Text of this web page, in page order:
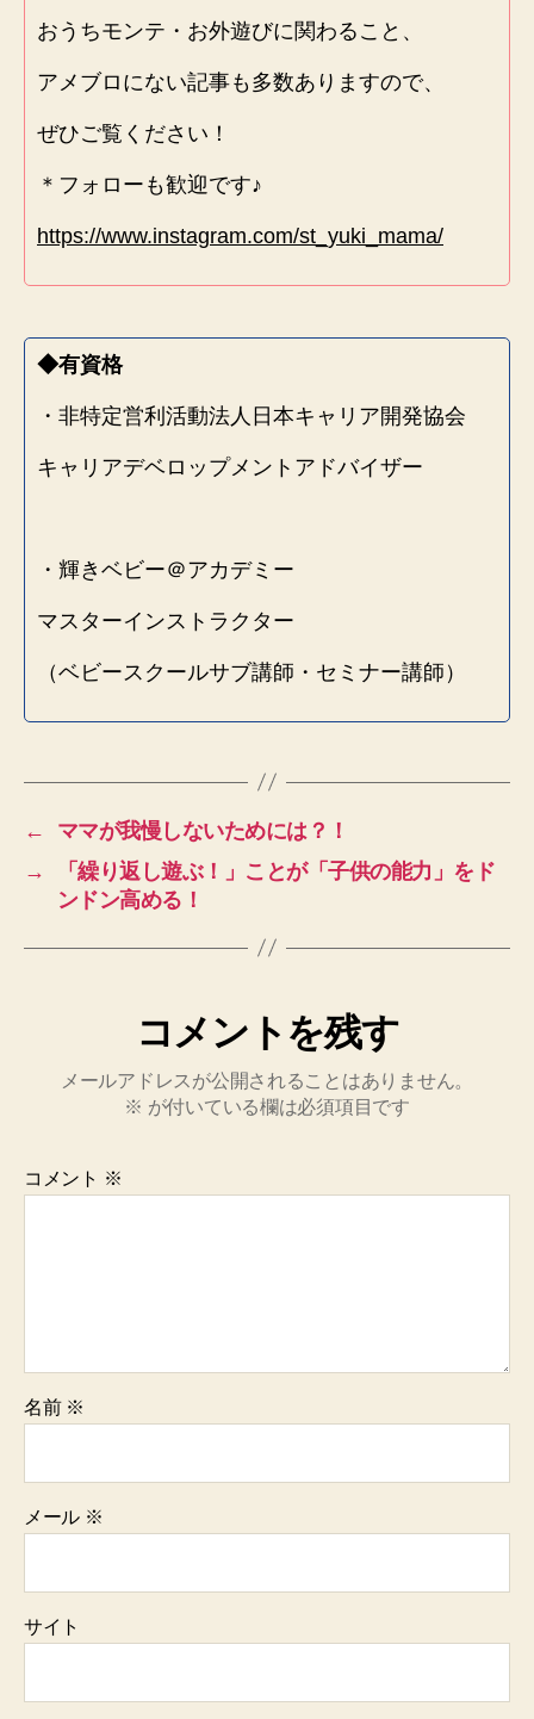
おうちモンテ・お外遊びに関わること、
アメブロにない記事も多数ありますので、
ぜひご覧ください！
＊フォローも歓迎です♪
https://www.instagram.com/st_yuki_mama/
◆有資格
・非特定営利活動法人日本キャリア開発協会
キャリアデベロップメントアドバイザー
・輝きベビー＠アカデミー
マスターインストラクター
（ベビースクールサブ講師・セミナー講師）
←
ママが我慢しないためには？！
→
「繰り返し遊ぶ！」ことが「子供の能力」をド
ンドン高める！
コメントを残す
メールアドレスが公開されることはありません。
※ が付いている欄は必須項目です
コメント ※
名前 ※
メール ※
サイト